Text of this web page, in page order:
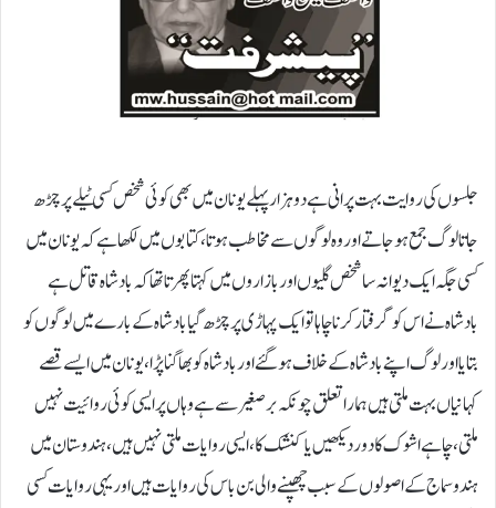
جلسوں کی روایت بہت پرانی ہے دو ہزار پہلے یونان میں بھی کوئی شخص کسی ٹیلے پر چڑھ
جاتا لوگ جمع ہو جاتے اور وہ لوگوں سے مخاطب ہوتا، کتابوں میں لکھا ہے کہ یونان میں
کسی جگہ ایک دیوانہ سا شخص گلیوں اور بازاروں میں کہتا پھرتا تھا کہ بادشاہ قاتل ہے
بادشاہ نے اس کو گرفتار کرنا چاہا تو ایک پہاڑی پر چڑھ گیا بادشاہ کے بارے میں لوگوں کو
بتایا اور لوگ اپنے بادشاہ کے خلاف ہو گئے اور بادشاہ کو بھاگنا پڑا، یونان میں ایسے قصے
کہانیاں بہت ملتی ہیں ہمارا تعلق چونکہ بر صغیر سے ہے وہاں پر ایسی کوئی روائیت نہیں
ملتی، چاہے اشوک کا دور دیکھیں یا کنشک کا، ایسی روایات ملتی نہیں ہیں، ہندوستان میں
ہندو سماج کے اصولوں کے سبب چھپنےوالی بن باس کی روایات ہیں اور یہی روایات کسی